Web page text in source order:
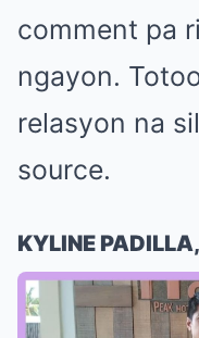
comment pa
ngayon.
relasyon na
source.
KYLINE